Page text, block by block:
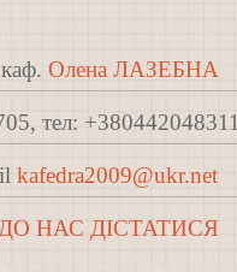
Олена ЛАЗЕБНА
тел: +380442048311
kafedra2009@ukr.net
НАС ДІСТАТИСЯ